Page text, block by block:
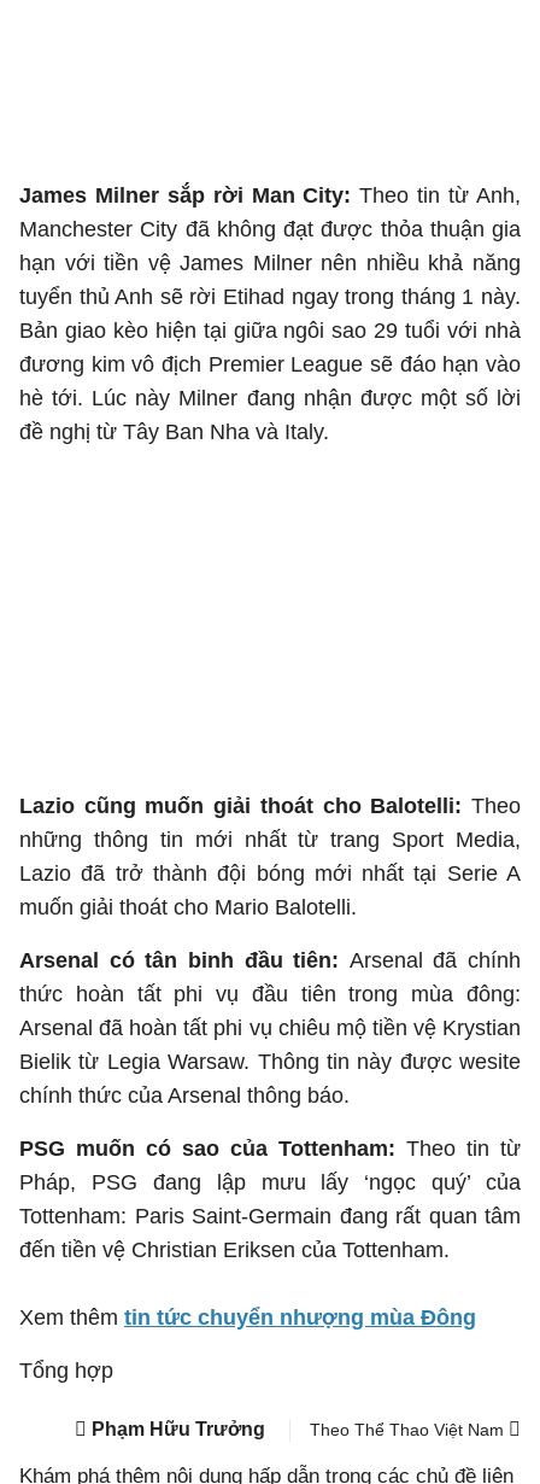
James Milner sắp rời Man City:Theo tin từ Anh,
Manchester City đã không đạt được thỏa thuận gia
hạn với tiền vệ James Milner nên nhiều khả năng
tuyển thủ Anh sẽ rời Etihad ngay trong tháng 1 này.
Bản giao kèo hiện tại giữa ngôi sao 29 tuổi với nhà
đương kim vô địch Premier League sẽ đáo hạn vào
hè tới. Lúc này Milner đang nhận được một số lời
đề nghị từ Tây Ban Nha và Italy.
Lazio cũng muốn giải thoát cho Balotelli: Theo
những thông tin mới nhất từ trang Sport Media,
Lazio đã trở thành đội bóng mới nhất tại Serie A
muốn giải thoát cho Mario Balotelli.
Arsenal có tân binh đầu tiên: Arsenal đã chính
thức hoàn tất phi vụ đầu tiên trong mùa đông:
Arsenal đã hoàn tất phi vụ chiêu mộ tiền vệ Krystian
Bielik từ Legia Warsaw. Thông tin này được wesite
chính thức của Arsenal thông báo.
PSG muốn có sao của Tottenham: Theo tin từ
Pháp, PSG đang lập mưu lấy ‘ngọc quý’ của
Tottenham: Paris Saint-Germain đang rất quan tâm
đến tiền vệ Christian Eriksen của Tottenham.
Xem thêm tin tức chuyển nhượng mùa Đông
Tổng hợp
Phạm Hữu Trưởng Theo Thể Thao Việt Nam
Khám phá thêm nội dung hấp dẫn trong các chủ đề liên